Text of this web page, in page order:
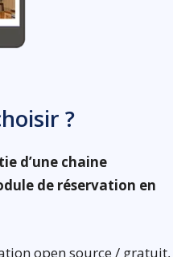
?
d’une chaine
de réservation en
open source / gratuit,